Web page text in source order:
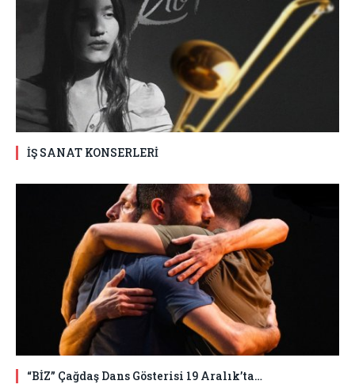
İŞ SANAT KONSERLERİ
“BİZ” Çağdaş Dans Gösterisi 19 Aralık’ta…